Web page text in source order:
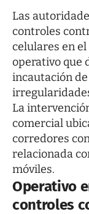
Las
controles
celulares en
operativo que
incautación
La
comercial
corredores
relacionada
móviles.
Operativo
controles